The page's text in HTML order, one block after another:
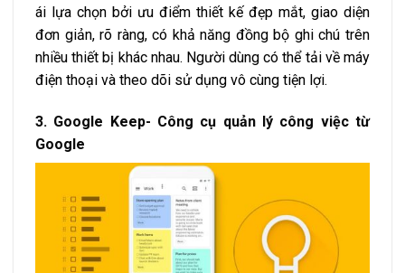
ái lựa chọn bởi ưu điểm thiết kế đẹp mắt, giao diện
đơn giản, rõ ràng, có khả năng đồng bộ ghi chú trên
nhiều thiết bị khác nhau. Người dùng có thể tải về máy
điện thoại và theo dõi sử dụng vô cùng tiện lợi.
3. Google Keep- Công cụ quản lý công việc từ
Google